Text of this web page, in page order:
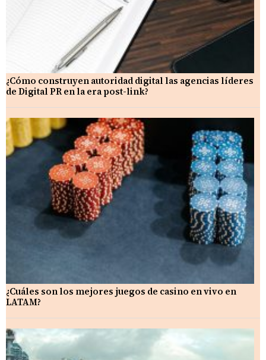
¿Cómo construyen autoridad digital las agencias líderes
de Digital PR en la era post-link?
¿Cuáles son los mejores juegos de casino en vivo en
LATAM?